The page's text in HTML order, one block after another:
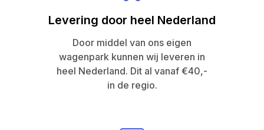
Levering door heel Nederland
Door middel van ons eigen
wagenpark kunnen wij leveren in
heel Nederland. Dit al vanaf €40,-
in de regio.